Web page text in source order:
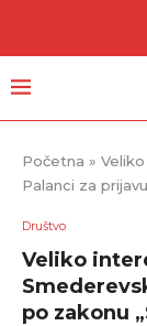
Početna »
Palanci za
Društvo
Veliko
po zakonu